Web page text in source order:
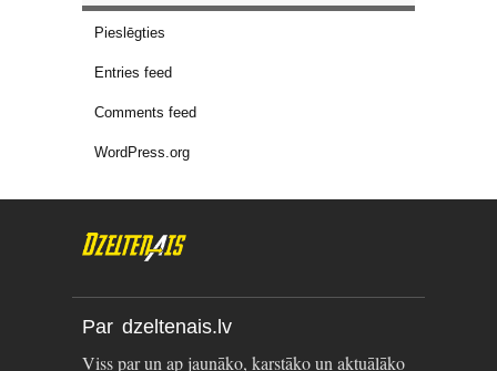
Pieslēgties
Entries feed
Comments feed
WordPress.org
Par dzeltenais.lv
Viss par un ap jaunāko, karstāko un aktuālāko